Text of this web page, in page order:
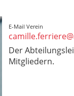
E-Mail Verein
Der
Mitgliedern.